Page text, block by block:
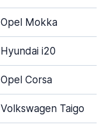
Opel Mokka
Hyundai i20
Opel Corsa
Volkswagen Taigo